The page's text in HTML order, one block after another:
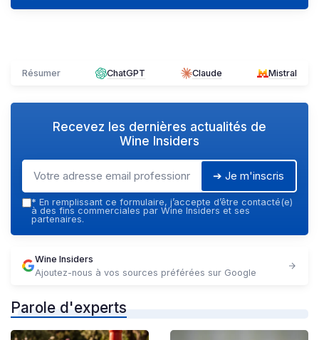
Résumer ChatGPT Claude Mistral
Recevez les dernières actualités de
Wine Insiders
➔ Je m'inscris
* En remplissant ce formulaire, j’accepte d’être contacté(e)
à des fins commerciales par Wine Insiders et ses
partenaires.
Wine Insiders
Ajoutez-nous à vos sources préférées sur Google
Parole d'experts